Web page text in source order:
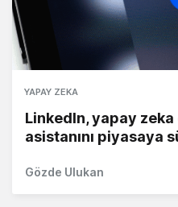
YAPAY ZEKA
LinkedIn, yapay zeka
asistanını piyasaya
Gözde Ulukan